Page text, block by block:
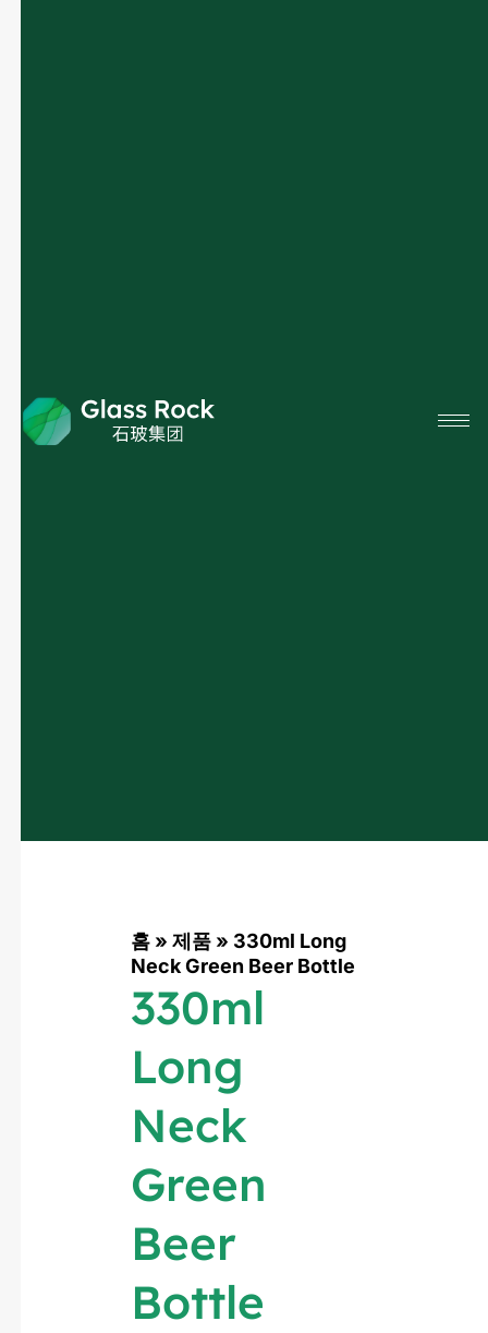
홈 » 제품 » 330ml Long
Neck Green Beer Bottle
330ml
Long
Neck
Green
Beer
Bottle